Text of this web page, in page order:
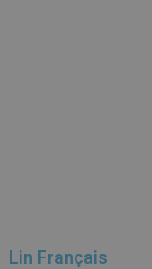
Lin Français